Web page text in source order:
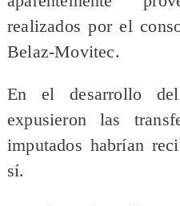
realizados por el
Belaz-Movitec.
En el desarrollo
expusieron las
imputados habrían
sí.